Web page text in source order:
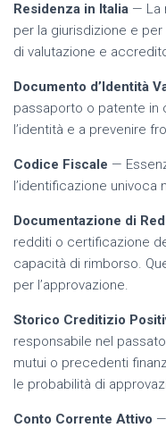
Residenza in Italia — La
per la giurisdizione e
di valutazione e
Documento d’Identità
passaporto o patente in
l’identità e a prevenire
Codice Fiscale —
l’identificazione univoca
Documentazione di
redditi o certificazione
capacità di rimborso.
per l’approvazione.
Storico Creditizio
responsabile nel
mutui o precedenti
le probabilità di
Conto Corrente Attivo